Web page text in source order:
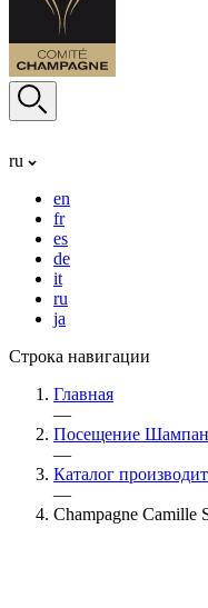
ru
en
fr
es
de
it
ru
ja
Строка навигации
Главная
—
Посещение
—
Каталог
—
Champagne Camille